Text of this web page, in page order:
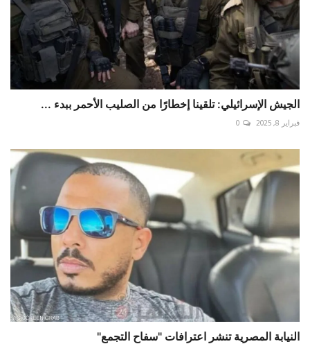
الجيش الإسرائيلي: تلقينا إخطارًا من الصليب الأحمر ببدء ...
فبراير 8, 2025 0
النيابة المصرية تنشر اعترافات "سفاح التجمع"